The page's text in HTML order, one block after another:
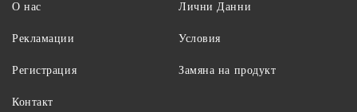
О нас
Рекламации
Регистрация
Контакт
Лични Данни
Условия
Замяна на продукт